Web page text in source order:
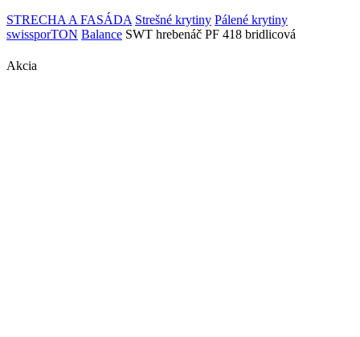
STRECHA A FASÁDA Strešné krytiny Pálené krytiny
swissporTON Balance SWT hrebenáč PF 418 bridlicová
Akcia